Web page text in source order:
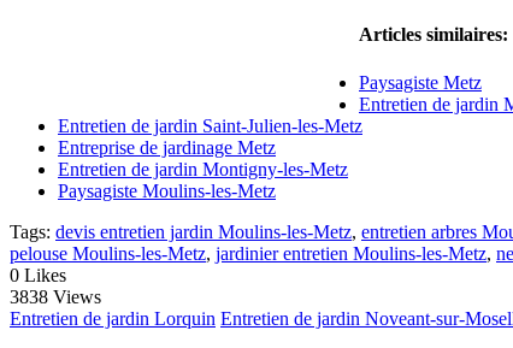
Articles similaires:
Paysagiste Metz
Entretien de jardin
Entretien de jardin Saint-Julien-les-Metz
Entreprise de jardinage Metz
Entretien de jardin Montigny-les-Metz
Paysagiste Moulins-les-Metz
Tags: devis entretien jardin Moulins-les-Metz, entretien arbres
pelouse Moulins-les-Metz, jardinier entretien Moulins-les-Metz,
0 Likes
3838 Views
Entretien de jardin Lorquin Entretien de jardin Noveant-sur-